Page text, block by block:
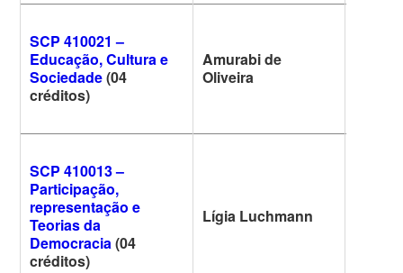
SCP 410021 –
Educação, Cultura e
Sociedade(04
créditos)
Amurabi de
Oliveira
SCP 410013 –
Participação,
representação e
Teorias da
Democracia(04
créditos)
Lígia Luchmann